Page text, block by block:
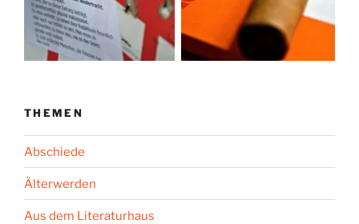
THEMEN
Abschiede
Älterwerden
Aus dem Literaturhaus